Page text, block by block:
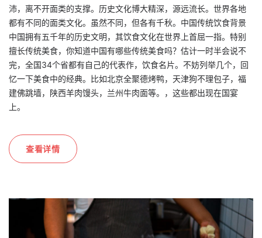
沛，离不开面类的支撑。历史文化博大精深，源远流长。世界各地
都有不同的面类文化。虽然不同，但各有千秋。中国传统饮食背景
中国拥有五千年的历史文明，其饮食文化在世界上首屈一指。特别
擅长传统美食，你知道中国有哪些传统美食吗？估计一时半会说不
完，全国34个省都有自己的代表作，饮食名片。不妨列举几个，回
忆一下美食中的经典。比如北京全聚德烤鸭，天津狗不理包子，福
建佛跳墙，陕西羊肉馒头，兰州牛肉面等。，这些都出现在国宴
上。
查看详情